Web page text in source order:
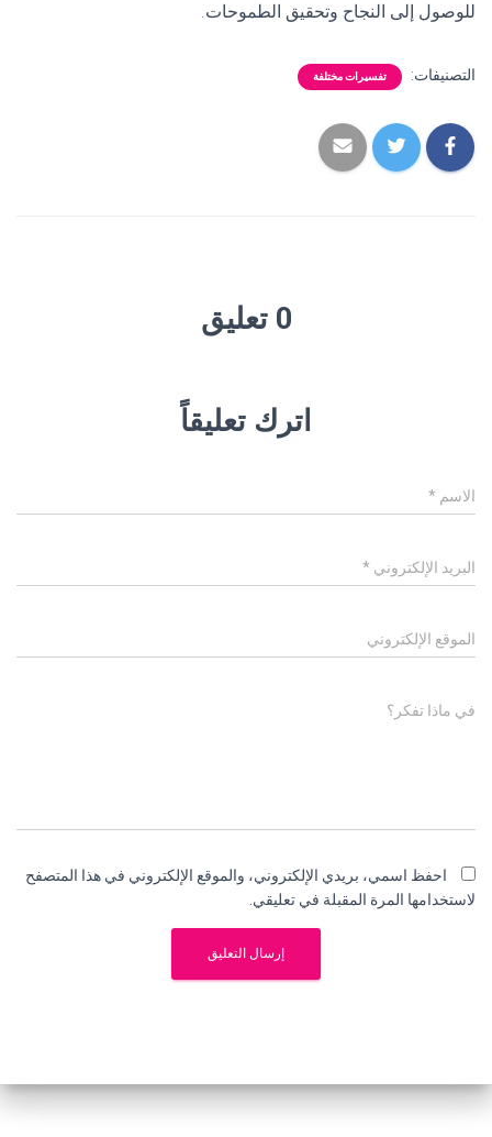
للوصول إلى النجاح وتحقيق الطموحات.
التصنيفات: تفسيرات مختلفة
0 تعليق
اترك تعليقاً
الاسم *
البريد الإلكتروني *
الموقع الإلكتروني
في ماذا تفكر؟
احفظ اسمي، بريدي الإلكتروني، والموقع الإلكتروني في هذا المتصفح
لاستخدامها المرة المقبلة في تعليقي.